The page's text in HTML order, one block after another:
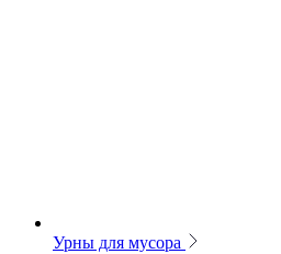
Урны для мусора